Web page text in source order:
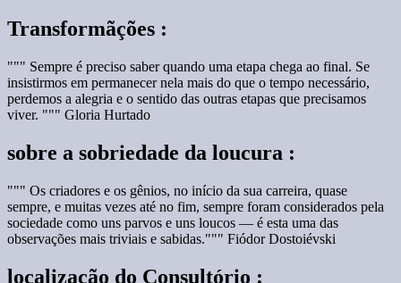
Transformãções :
""" Sempre é preciso saber quando uma etapa chega ao final. Se
insistirmos em permanecer nela mais do que o tempo necessário,
perdemos a alegria e o sentido das outras etapas que precisamos
viver. """ Gloria Hurtado
sobre a sobriedade da loucura :
""" Os criadores e os gênios, no início da sua carreira, quase
sempre, e muitas vezes até no fim, sempre foram considerados pela
sociedade como uns parvos e uns loucos — é esta uma das
observações mais triviais e sabidas.""" Fiódor Dostoiévski
localização do Consultório :